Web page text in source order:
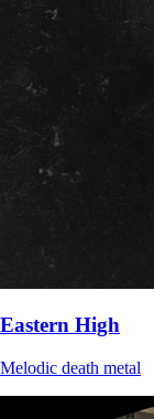
Eastern High
Melodic death metal